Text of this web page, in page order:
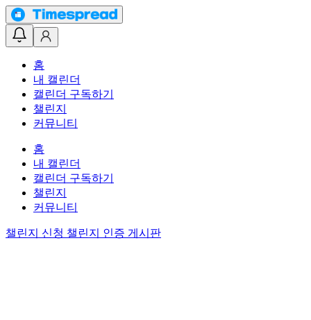
홈
내 캘린더
캘린더 구독하기
챌린지
커뮤니티
홈
내 캘린더
캘린더 구독하기
챌린지
커뮤니티
챌린지 신청 챌린지 인증 게시판